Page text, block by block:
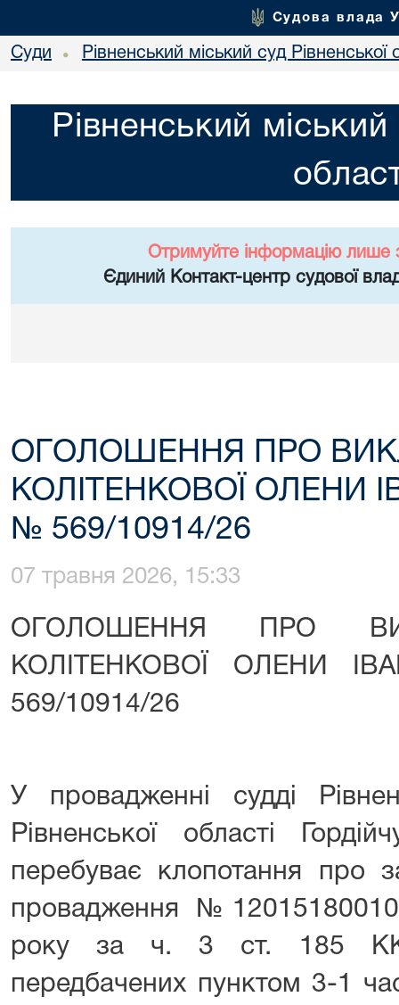
Судова влада
Суди • Рівненський міський суд Рівненської
Рівненський міський
Отримуйте інформацію лише
Єдиний Контакт-центр судової
ОГОЛОШЕННЯ ПРО
КОЛІТЕНКОВОЇ ОЛЕНИ
№ 569/10914/26
07 травня 2026, 15:33
ОГОЛОШЕННЯ ПРО
КОЛІТЕНКОВОЇ ОЛЕНИ
569/10914/26
У провадженні судді
Рівненської області
перебуває клопотання про
провадження
року за ч. 3 ст. 185 КК
передбачених пунктом 3-1